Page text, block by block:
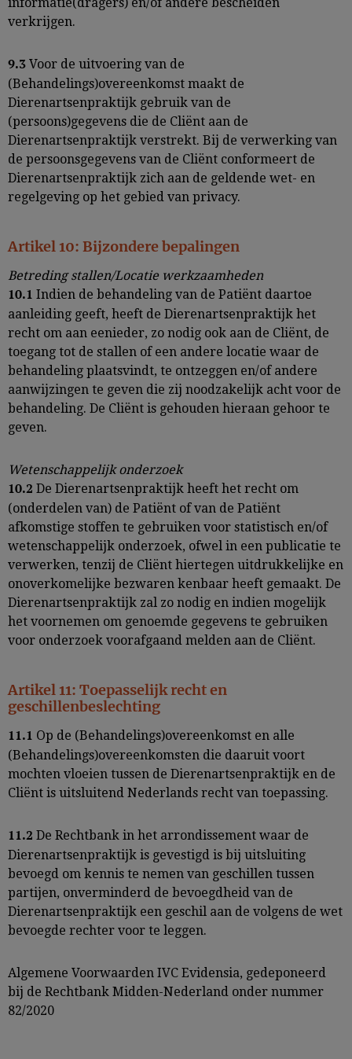
verkrijgen.
9.3 Voor de uitvoering van de
(Behandelings)overeenkomst maakt de
Dierenartsenpraktijk gebruik van de
(persoons)gegevens die de Cliënt aan de
Dierenartsenpraktijk verstrekt. Bij de verwerking van
de persoonsgegevens van de Cliënt conformeert de
Dierenartsenpraktijk zich aan de geldende wet- en
regelgeving op het gebied van privacy.
Artikel 10: Bijzondere bepalingen
Betreding stallen/Locatie werkzaamheden
10.1 Indien de behandeling van de Patiënt daartoe
aanleiding geeft, heeft de Dierenartsenpraktijk het
recht om aan eenieder, zo nodig ook aan de Cliënt, de
toegang tot de stallen of een andere locatie waar de
behandeling plaatsvindt, te ontzeggen en/of andere
aanwijzingen te geven die zij noodzakelijk acht voor de
behandeling. De Cliënt is gehouden hieraan gehoor te
geven.
Wetenschappelijk onderzoek
10.2 De Dierenartsenpraktijk heeft het recht om
(onderdelen van) de Patiënt of van de Patiënt
afkomstige stoffen te gebruiken voor statistisch en/of
wetenschappelijk onderzoek, ofwel in een publicatie te
verwerken, tenzij de Cliënt hiertegen uitdrukkelijke en
onoverkomelijke bezwaren kenbaar heeft gemaakt. De
Dierenartsenpraktijk zal zo nodig en indien mogelijk
het voornemen om genoemde gegevens te gebruiken
voor onderzoek voorafgaand melden aan de Cliënt.
Artikel 11: Toepasselijk recht en
geschillenbeslechting
11.1 Op de (Behandelings)overeenkomst en alle
(Behandelings)overeenkomsten die daaruit voort
mochten vloeien tussen de Dierenartsenpraktijk en de
Cliënt is uitsluitend Nederlands recht van toepassing.
11.2 De Rechtbank in het arrondissement waar de
Dierenartsenpraktijk is gevestigd is bij uitsluiting
bevoegd om kennis te nemen van geschillen tussen
partijen, onverminderd de bevoegdheid van de
Dierenartsenpraktijk een geschil aan de volgens de wet
bevoegde rechter voor te leggen.
Algemene Voorwaarden IVC Evidensia, gedeponeerd
bij de Rechtbank Midden-Nederland onder nummer
82/2020